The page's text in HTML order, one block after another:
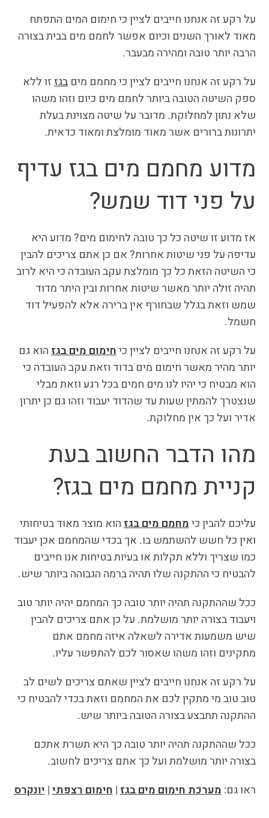
על רקע זה אנחנו חייבים לציין כי חימום המים התפתח
מאוד לאורך השנים וכיום אפשר לחמם מים בבית בצורה
הרבה יותר טובה ומהירה מבעבר.
על רקע זה אנחנו חייבים לציין כי מחמם מיםבגזזו ללא
ספק השיטה הטובה ביותר לחמם מים כיום וזהו משהו
שלא נתון למחלוקת. מדובר על שיטה מצוינת בעלת
יתרונות ברורים אשר מאוד מומלצת ומאוד כדאית.
מדוע מחמם מים בגז עדיף
על פני דוד שמש?
אז מדועזו שיטה כל כך טובה לחימום מים? מדוע היא
עדיפה על פני שיטות אחרות? אם כן אתם צריכים להבין
כי השיטה הזאת כל כך מומלצת עקב העובדה כי היא לרוב
תהיה זולה יותר מאשר שיטות אחרות ובין היתר מדוד
שמש וזאת בגלל שבחורף אין ברירה אלא להפעיל דוד
חשמל.
על רקע זה אנחנו חייבים לציין כיחימום מים בגזהוא גם
יותר מהיר מאשר חימום מים בדוד וזאת עקב העובדה כי
הוא מבטיח כי יהיו לנו מים חמים בכל רגע וזאת מבלי
שנצטרך להמתין שעות עד שהדוד יעבוד וזהו גם כן יתרון
אדיר ועל כך אין מחלוקת.
מהו הדבר החשוב בעת
קניית מחמם מים בגז?
עליכם להבין כימחמם מים בגזהוא מוצר מאוד בטיחותי
ואין כל חשש להשתמש בו. אך בכדי שהמחמם אכן יעבוד
כמו שצריך וללא תקלות או בעיות בטיחות אנו חייבים
להבטיח כי ההתקנה שלו תהיה ברמה הגבוהה ביותר שיש.
ככל שההתקנה תהיה יותר טובה כך המחמם יהיה יותר טוב
ויעבוד בצורה יותר מושלמת. על כן אתם צריכים להבין
שיש משמעות אדירה לשאלה איזה מחמם אתם
מתקינים וזהו משהו שאסור לכם להתפשר עליו.
על רקע זה אנחנו חייבים לציין שאתם צריכים לשים לב
טוב טוב מי מתקין לכם את המחמם וזאת בכדי להבטיח כי
ההתקנה תתבצע בצורה הטובה ביותר שיש.
ככל שההתקנה תהיה יותר טובה כך היא תשרת אתכם
בצורה יותר מושלמת ועל כך אתם צריכים לחשוב.
ראו גם:מערכת חימום מים בגז|חימום רצפתי|יונקרס